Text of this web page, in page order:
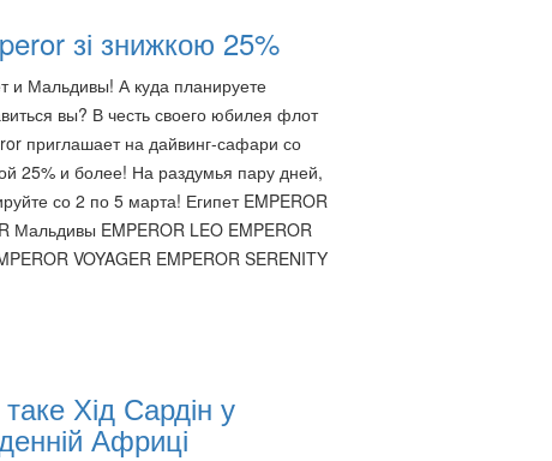
зі знижкою 25%
и Мальдивы! А куда планируете
вы? В честь своего юбилея флот
приглашает на дайвинг-сафари со
25% и более! На раздумья пару дней,
со 2 по 5 марта! Египет EMPEROR
Мальдивы EMPEROR LEO EMPEROR
VOYAGER EMPEROR SERENITY
Хід Сардін у
Африці